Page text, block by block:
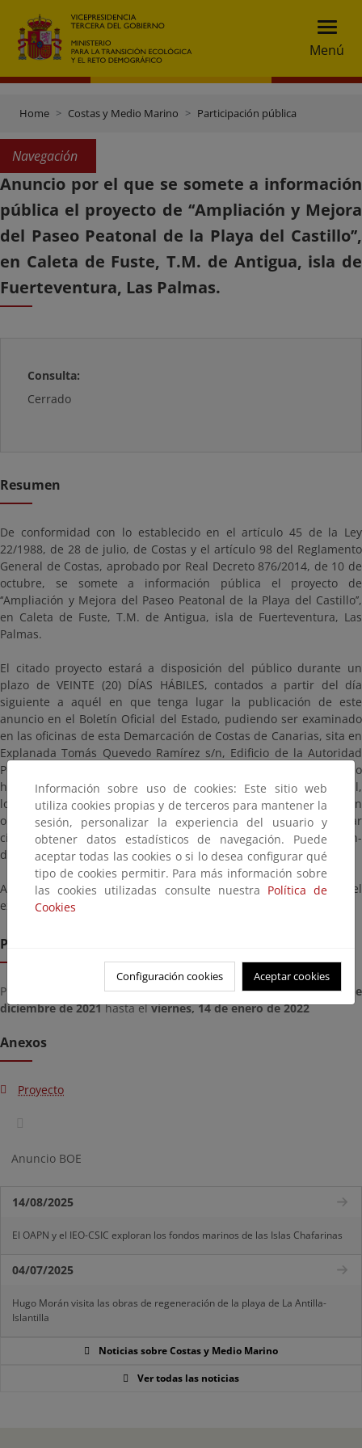
Menú
Home Costas y Medio Marino Participación pública
Navegación
Anuncio por el que se somete a información
pública el proyecto de ‘‘Ampliación y Mejora
del Paseo Peatonal de la Playa del Castillo’’,
en Caleta de Fuste, T.M. de Antigua, isla de
Fuerteventura, Las Palmas.
Consulta:
Cerrado
Resumen
De conformidad con lo establecido en el artículo 45 de la Ley
22/1988, de 28 de julio, de Costas y el artículo 98 del Reglamento
General de Costas, aprobado por Real Decreto 876/2014, de 10 de
octubre, se somete a información pública el proyecto de
‘‘Ampliación y Mejora del Paseo Peatonal de la Playa del Castillo’’,
en Caleta de Fuste, T.M. de Antigua, isla de Fuerteventura, Las
Palmas.
El citado proyecto estará a disposición del público durante un
plazo de VEINTE (20) DÍAS HÁBILES, contados a partir del día
siguiente a aquél en que tenga lugar la publicación de este
anuncio en el Boletín Oficial del Estado, pudiendo ser examinado
en las oficinas de esta Demarcación de Costas de Canarias, sita en
Explanada Tomás Quevedo Ramírez s/n, Edificio de la Autoridad
Portuaria 4º planta, 35008, Las Palmas de Gran Canaria, en horario
hábil de Lunes a Viernes de 9:00 a 14:00 horas, durante el cual,
los interesados podrán formular las alegaciones que estimen
oportunas. Para poder acceder al expediente, se deberá solicitar
cita previa a través del correo electrónico bzn-
dccanarias@miteco.es.
Asimismo, se informa que se tendrá acceso a una copia del
expediente en esta página.
Plazo de remisión
Plazo para presentar documentación desde elviernes, 17 de
diciembre de 2021hasta elviernes, 14 de enero de 2022
Anexos
Proyecto
Anuncio BOE
14/08/2025
El OAPN y el IEO-CSIC exploran los fondos marinos de las Islas Chafarinas
04/07/2025
Hugo Morán visita las obras de regeneración de la playa de La Antilla-
Islantilla
Noticias sobre Costas y Medio Marino
Ver todas las noticias
Información sobre uso de cookies: Este sitio web
utiliza cookies propias y de terceros para mantener la
sesión, personalizar la experiencia del usuario y
obtener datos estadísticos de navegación. Puede
aceptar todas las cookies o si lo desea configurar qué
tipo de cookies permitir. Para más información sobre
las cookies utilizadas consulte nuestra Política de
Cookies
Configuración cookies Aceptar cookies